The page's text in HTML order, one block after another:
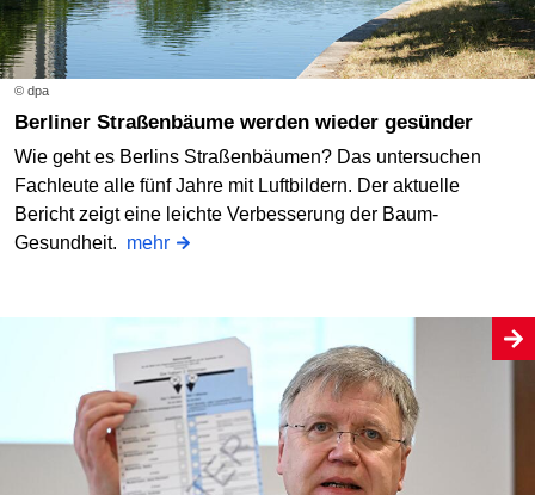
© dpa
Berliner Straßenbäume werden wieder gesünder
Wie geht es Berlins Straßenbäumen? Das untersuchen
Fachleute alle fünf Jahre mit Luftbildern. Der aktuelle
Bericht zeigt eine leichte Verbesserung der Baum-
Gesundheit. mehr